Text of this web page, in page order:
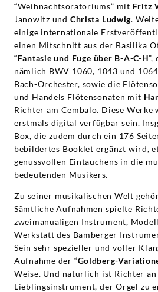
“Weihnachtsoratoriums” mit Fritz
Janowitz und Christa Ludwig.
einige internationale
einen Mitschnitt aus der Basilika
“Fantasie und Fuge über B-A-C-H”,
nämlich BWV 1060, 1043 und
Bach-Orchester, sowie die
und Handels Flötensonaten mit
Richter am Cembalo. Diese Werke
erstmals digital verfügbar sein.
Box, die zudem durch ein 176
bebildertes Booklet ergänzt wird,
genussvollen Eintauchens in die
bedeutenden Musikers.
Zu seiner musikalischen Welt
Sämtliche Aufnahmen spielte
zweimanualigen Instrument, Modell
Werkstatt des Bamberger
Sein sehr spezieller und voller
Aufnahme der “Goldberg-
Weise. Und natürlich ist Richter an
Lieblingsinstrument, der Orgel zu